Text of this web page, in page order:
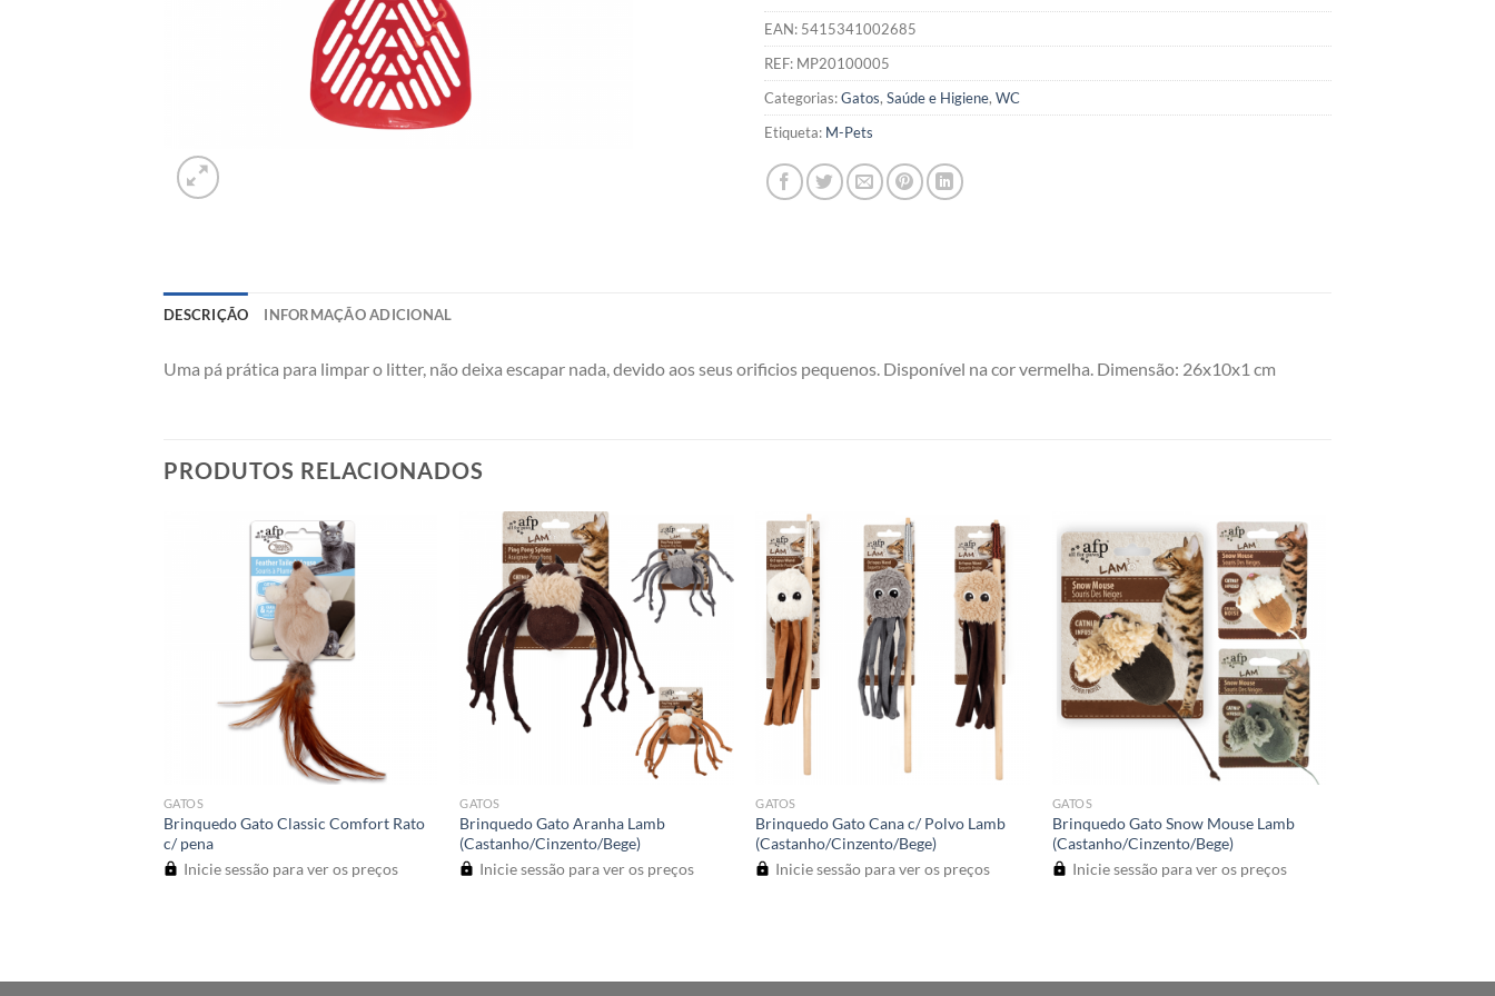
EAN: 5415341002685
REF: MP20100005
Categorias:Gatos, Saúde e Higiene, WC
Etiqueta: M-Pets
DESCRIÇÃO INFORMAÇÃO ADICIONAL
Uma pá prática para limpar o litter, não deixa escapar nada, devido aos seus orificios pequenos. Disponível na cor vermelha. Dimensão: 26x10x1 cm
PRODUTOS RELACIONADOS
GATOS
Brinquedo Gato Classic Comfort Rato
c/ pena
Inicie sessão para ver os preços
GATOS
Brinquedo Gato Aranha Lamb
(Castanho/Cinzento/Bege)
Inicie sessão para ver os preços
GATOS
Brinquedo Gato Cana c/ Polvo Lamb
(Castanho/Cinzento/Bege)
Inicie sessão para ver os preços
GATOS
Brinquedo Gato Snow Mouse Lamb
(Castanho/Cinzento/Bege)
Inicie sessão para ver os preços